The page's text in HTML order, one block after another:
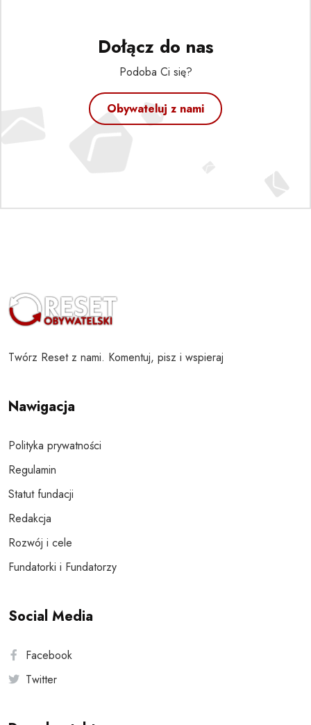
Dołącz do nas
Podoba Ci się?
Obywateluj z nami
Twórz Reset z nami. Komentuj, pisz i wspieraj
Nawigacja
Polityka prywatności
Regulamin
Statut fundacji
Redakcja
Rozwój i cele
Fundatorki i Fundatorzy
Social Media
Facebook
Twitter